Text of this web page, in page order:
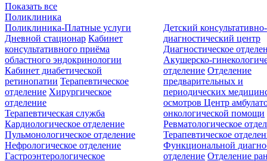
Показать все
Поликлиника
Поликлиника-Платные услуги
Дневной стационар Кабинет
консультативного приёма
областного эндокринологии
Кабинет диабетической
ретинопатии Терапевтическое
отделение Хирургическое
отделение
Детский консультативно-
диагностический центр
Диагностическое
Акушерско-
отделение Отделение
предварительных и
периодических
осмотровЦентр
онкологической помощи
Терапевтическая служба
Кардиологическое отделение
Пульмонологическое отделение
Нефрологическое отделение
Гастроэнтерологическое
Ревматологическое
Терапевтическое
Функциональной
отделение Отделение